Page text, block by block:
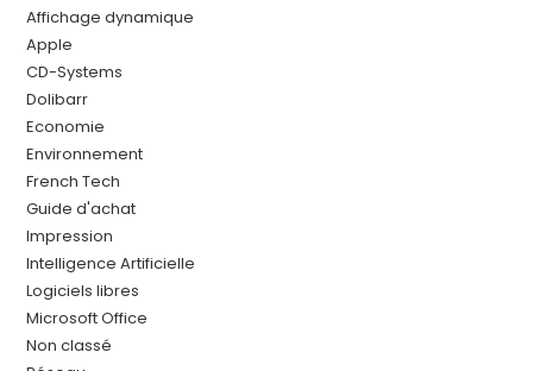
Affichage dynamique
Apple
CD-Systems
Dolibarr
Economie
Environnement
French Tech
Guide d'achat
Impression
Intelligence Artificielle
Logiciels libres
Microsoft Office
Non classé